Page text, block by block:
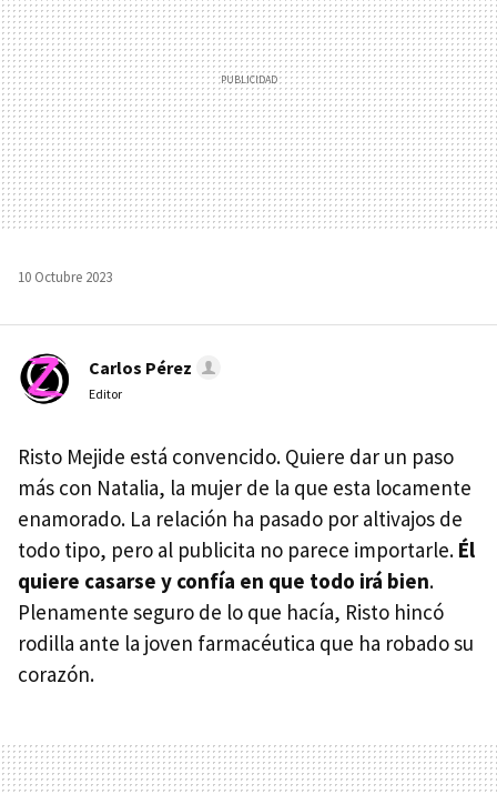
10 Octubre 2023
Carlos Pérez
Editor
Risto Mejide está convencido. Quiere dar un paso
más con Natalia, la mujer de la que esta locamente
enamorado. La relación ha pasado por altivajos de
todo tipo, pero al publicita no parece importarle. Él
quiere casarse y confía en que todo irá bien.
Plenamente seguro de lo que hacía, Risto hincó
rodilla ante la joven farmacéutica que ha robado su
corazón.